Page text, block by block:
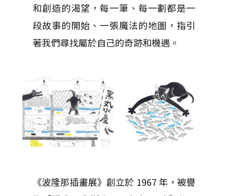
和創造的渴望，每一筆、每一劃都是一
段故事的開始、一張魔法的地圖，指引
著我們尋找屬於自己的奇跡和機遇。
《波隆那插畫展》創立於 1967 年，被譽